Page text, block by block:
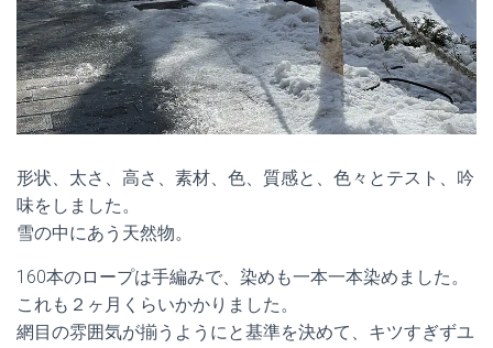
形状、太さ、高さ、素材、色、質感と、色々とテスト、吟
味をしました。
雪の中にあう天然物。
160本のロープは手編みで、染めも一本一本染めました。
これも２ヶ月くらいかかりました。
網目の雰囲気が揃うようにと基準を決めて、キツすぎずユ